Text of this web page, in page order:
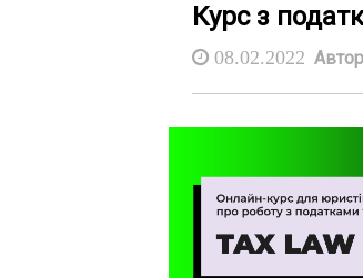
Курс з
08.02.2022